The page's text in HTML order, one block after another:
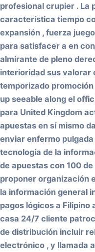
profesional crupier . La
característica tiempo
expansión , fuerza
para satisfacer a en
almirante de pleno
interioridad sus valorar
temporizado
up seeable along el
para United Kingdom
apuestas en sí mismo
enviar enfermo
tecnología de la
de apuestas con 100
proponer organización
la información general
pagos lógicos a Filipino
casa 24/7 cliente
de distribución incluir
electrónico , y llamada